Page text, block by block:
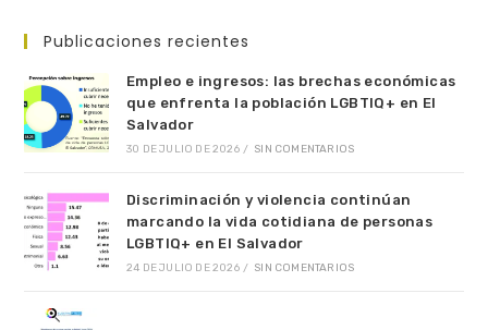
Publicaciones recientes
Empleo e ingresos: las brechas económicas
que enfrenta la población LGBTIQ+ en El
Salvador
30 DE JULIO DE 2026 / SIN COMENTARIOS
Discriminación y violencia continúan
marcando la vida cotidiana de personas
LGBTIQ+ en El Salvador
24 DE JULIO DE 2026 / SIN COMENTARIOS